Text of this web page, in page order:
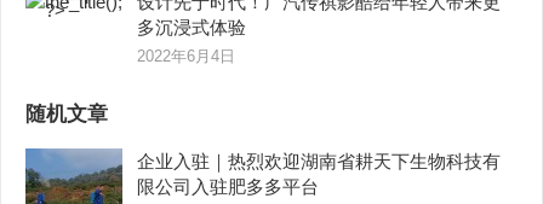
多沉浸式体验
2022年6月4日
随机文章
企业入驻｜热烈欢迎湖南省耕天下生物科技有
限公司入驻肥多多平台